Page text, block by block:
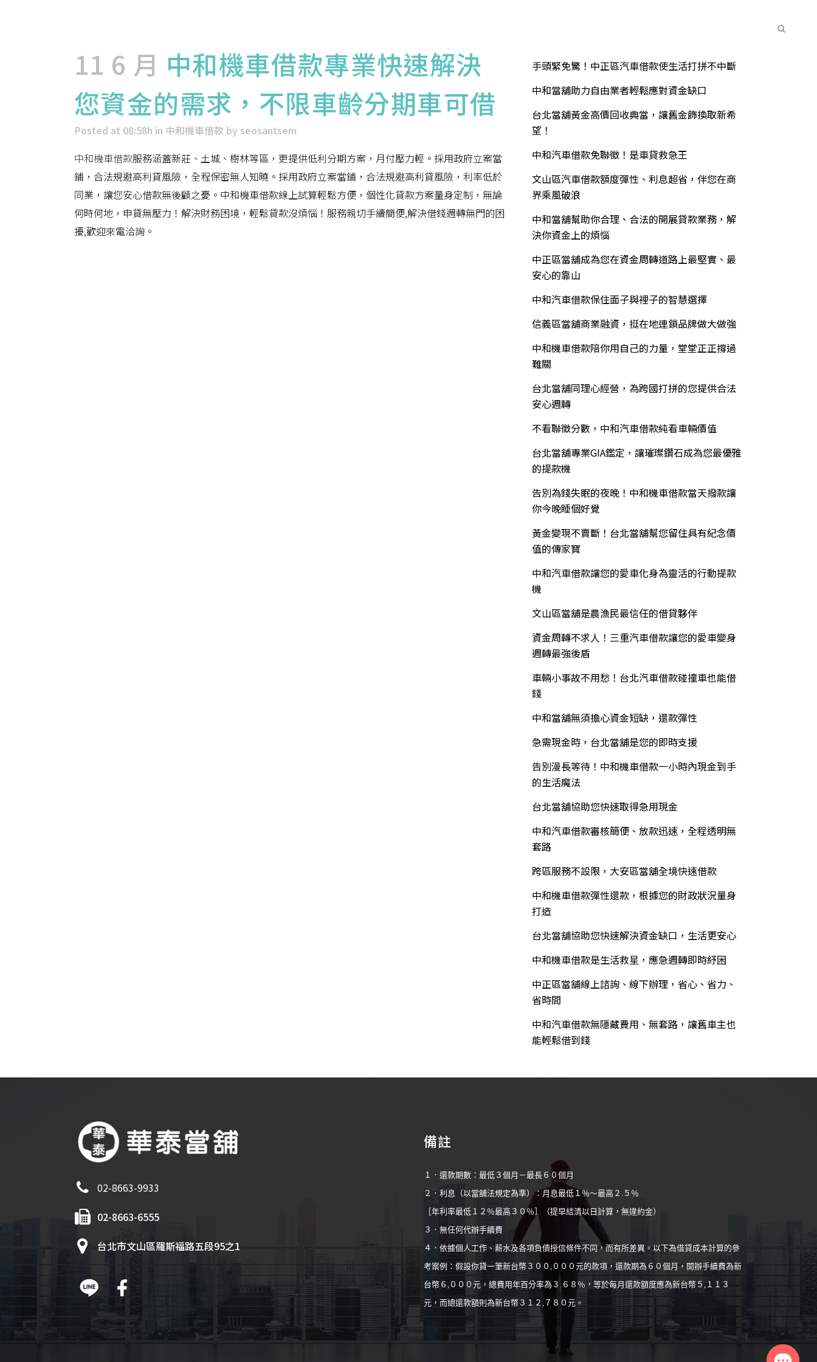
11 6 月 中和機車借款專業快速解決
您資金的需求，不限車齡分期車可借
Posted at 08:58h in 中和機車借款 by seosantsem
中和機車借款服務涵蓋新莊、土城、樹林等區，更提供低利分期方案，月付壓力輕。採用政府立案當
鋪，合法規避高利貸風險，全程保密無人知曉。採用政府立案當鋪，合法規避高利貸風險，利率低於
同業，讓您安心借款無後顧之憂。中和機車借款線上試算輕鬆方便，個性化貸款方案量身定制，無論
何時何地，申貸無壓力！解決財務困境，輕鬆貸款沒煩惱！服務親切手續簡便,解決借錢週轉無門的困
擾,歡迎來電洽詢。
手頭緊免驚！中正區汽車借款使生活打拼不中斷
中和當舖助力自由業者輕鬆應對資金缺口
台北當舖黃金高價回收典當，讓舊金飾換取新希
望！
中和汽車借款免聯徵！是車貸救急王
文山區汽車借款額度彈性、利息超省，伴您在商
界乘風破浪
中和當舖幫助你合理、合法的開展貸款業務，解
決你資金上的煩惱
中正區當舖成為您在資金周轉道路上最堅實、最
安心的靠山
中和汽車借款保住面子與裡子的智慧選擇
信義區當舖商業融資，挺在地連鎖品牌做大做強
中和機車借款陪你用自己的力量，堂堂正正撐過
難關
台北當舖同理心經營，為跨國打拼的您提供合法
安心週轉
不看聯徵分數，中和汽車借款純看車輛價值
台北當舖專業GIA鑑定，讓璀璨鑽石成為您最優雅
的提款機
告別為錢失眠的夜晚！中和機車借款當天撥款讓
你今晚睡個好覺
黃金變現不賣斷！台北當舖幫您留住具有紀念價
值的傳家寶
中和汽車借款讓您的愛車化身為靈活的行動提款
機
文山區當舖是農漁民最信任的借貸夥伴
資金周轉不求人！三重汽車借款讓您的愛車變身
週轉最強後盾
車輛小事故不用愁！台北汽車借款碰撞車也能借
錢
中和當舖無須擔心資金短缺，還款彈性
急需現金時，台北當舖是您的即時支援
告別漫長等待！中和機車借款一小時內現金到手
的生活魔法
台北當舖協助您快速取得急用現金
中和汽車借款審核簡便、放款迅速，全程透明無
套路
跨區服務不設限，大安區當舖全境快速借款
中和機車借款彈性還款，根據您的財政狀況量身
打造
台北當舖協助您快速解決資金缺口，生活更安心
中和機車借款是生活救星，應急週轉即時紓困
中正區當舖線上諮詢、線下辦理，省心、省力、
省時間
中和汽車借款無隱藏費用、無套路，讓舊車主也
能輕鬆借到錢
02-8663-9933
02-8663-6555
台北市文山區羅斯福路五段95之1
備註
１．還款期數：最低３個月－最長６０個月
２．利息（以當舖法規定為準）：月息最低１％～最高２.５％
［年利率最低１２％最高３０％］（提早結清以日計算，無違約金）
３．無任何代辦手續費
４．依據個人工作、薪水及各項負債授信條件不同，而有所差異。以下為借貸成本計算的參
考案例：假設你貸一筆新台幣３００,０００元的款項，還款期為６０個月，開辦手續費為新
台幣６,０００元，總費用年百分率為３.６８％，等於每月還款額度應為新台幣５,１１３
元，而總還款額則為新台幣３１２,７８０元。